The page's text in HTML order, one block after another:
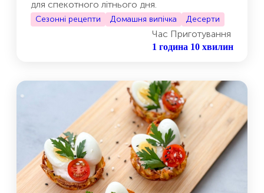
для спекотного літнього дня.
Сезонні рецепти Домашня випічка Десерти
Час Приготування
1 година 10 хвилин